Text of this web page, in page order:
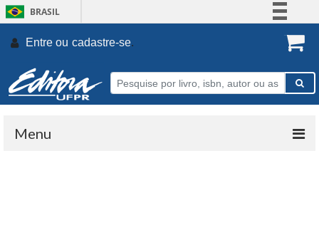
BRASIL
Participe
Entre ou cadastre-se.
Menu